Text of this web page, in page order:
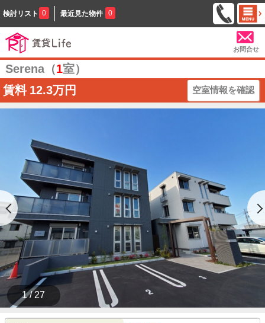
検討リスト 0 最近見た物件 0
お問合せ
Serena（1室）
賃料 12.3万円 空室情報を確認
1 / 27